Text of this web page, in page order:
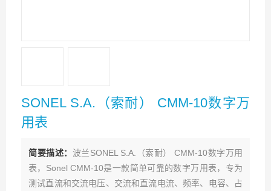
SONEL S.A.（索耐） CMM-10数字万
用表
简要描述： 波兰SONEL S.A.（索耐） CMM-10数字万用
表，Sonel CMM-10是一款简单可靠的数字万用表，专为
测试直流和交流电压、交流和直流电流、频率、电容、占